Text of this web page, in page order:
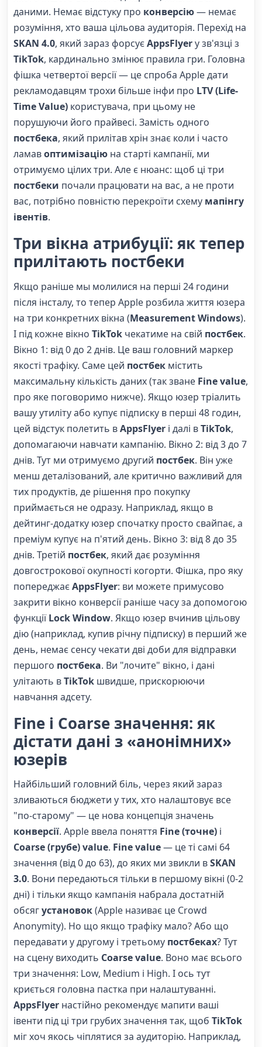
даними. Немає відстуку про конверсію— немає
розуміння, хто ваша цільова аудиторія. Перехід на
SKAN 4.0, який зараз форсуєAppsFlyerу зв'язці з
TikTok, кардинально змінює правила гри. Головна
фішка четвертої версії — це спроба Apple дати
рекламодавцям трохи більше інфи про LTV (Life-
Time Value) користувача, при цьому не
порушуючи його прайвесі. Замість одного
постбека, який прилітав хрін знає коли і часто
ламавоптимізацію на старті кампанії, ми
отримуємо цілих три. Але є нюанс: щоб ці три
постбеки почали працювати на вас, а не проти
вас, потрібно повністю перекроїти схему мапінгу
івентів.
Три вікна атрибуції: як тепер
прилітають постбеки
Якщо раніше мы молилися на перші 24 години
після інсталу, то тепер Apple розбила життя юзера
на три конкретних вікна (Measurement Windows).
І під кожне вікно TikTok чекатиме на свій постбек.
Вікно 1: від 0 до 2 днів. Це ваш головний маркер
якості трафіку. Саме цей постбек містить
максимальну кількість даних (так зване Fine value,
про яке поговоримо нижче). Якщо юзер тріалить
вашу утиліту або купує підписку в перші 48 годин,
цей відстук полетить вAppsFlyer і далі вTikTok,
допомагаючи навчати кампанію. Вікно 2: від 3 до 7
днів. Тут ми отримуємо другий постбек. Він уже
менш деталізований, але критично важливий для
тих продуктів, де рішення про покупку
приймається не одразу. Наприклад, якщо в
дейтинг-додатку юзер спочатку просто свайпає, а
преміум купує на п'ятий день. Вікно 3: від 8 до 35
днів. Третій постбек, який дає розуміння
довгострокової окупності когорти. Фішка, про яку
попереджаєAppsFlyer: ви можете примусово
закрити вікно конверсії раніше часу за допомогою
функціїLock Window. Якщо юзер вчинив цільову
дію (наприклад, купив річну підписку) в перший же
день, немає сенсу чекати дві доби для відправки
першого постбека. Ви "лочите" вікно, і дані
улітають вTikTok швидше, прискорюючи
навчання адсету.
Fine і Coarse значення: як
дістати дані з «анонімних»
юзерів
Найбільший головний біль, через який зараз
зливаються бюджети у тих, хто налаштовує все
"по-старому" — це нова концепція значень
конверсії. Apple ввела поняття Fine (точне) і
Coarse (грубе) value. Fine value— це ті самі 64
значення (від 0 до 63), до яких ми звикли вSKAN
3.0. Вони передаються тільки в першому вікні (0-2
дні) і тільки якщо кампанія набрала достатній
обсягустановок(Apple називає це Crowd
Anonymity). Но що якщо трафіку мало? Або що
передавати у другому і третьому постбеках? Тут
на сцену виходить Coarse value. Воно має всього
три значення: Low, Medium і High. І ось тут
криється головна пастка при налаштуванні.
AppsFlyer настійно рекомендує мапити ваші
івенти під ці три грубих значення так, щоб TikTok
міг хоч якось чіплятися за аудиторію. Наприклад,